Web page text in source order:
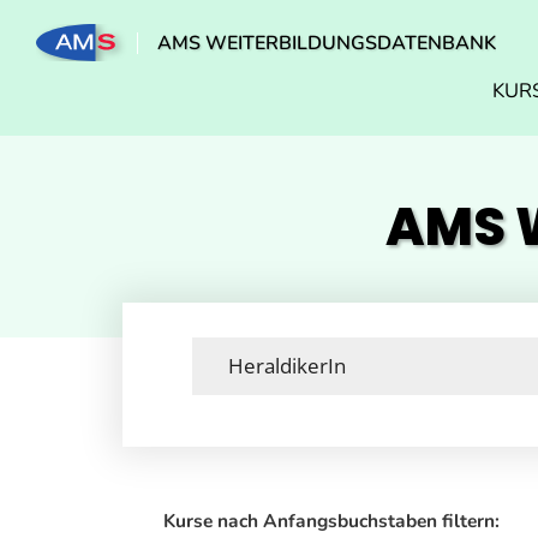
AMS WEITERBILDUNGSDATENBANK
AMS
Kurse nach Anfangsbuchstaben filtern: